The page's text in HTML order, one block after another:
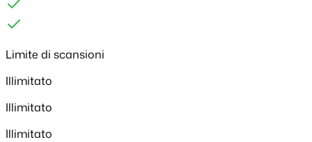
Limite di scansioni
Illimitato
Illimitato
Illimitato